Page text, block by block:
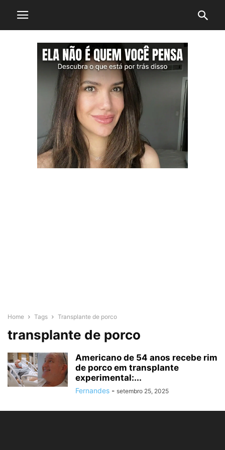
Home Tags Transplante de porco
transplante de porco
Americano de 54 anos recebe rim
de porco em transplante
experimental:...
Fernandes - setembro 25, 2025